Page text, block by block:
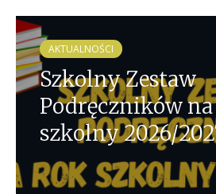
AKTUALNOŚCI
Szkolny Zestaw
Podręczników
szkolny 2026/